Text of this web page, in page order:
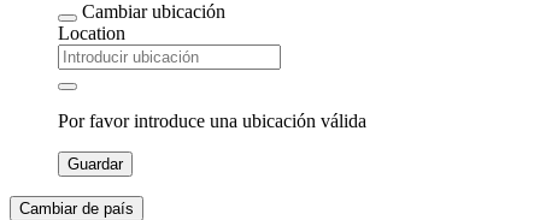
Cambiar ubicación
Location
Por favor introduce una ubicación válida
Guardar
Cambiar de país